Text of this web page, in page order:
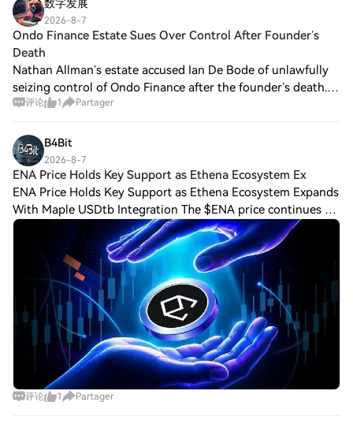
spécifiques concernant les fondations ou
organisations d'investissement soutenant
XRP 2.0 ne sont pas publiquement
disponibles. Dans le secteur des
cryptomonnaies, le soutien d'investisseurs
réputés peut influencer considérablement
la crédibilité et le succès d'un projet, mais
Comment Fonctionne XRP 2.0 ? XRP 2.0 se
distingue en employant une combinaison
de technologie blockchain et d'algorithmes
de cryptage avancés qui garantissent des
transactions sécurisées et décentralisées.
Sa structure innovante comprend des
caractéristiques uniques conçues pour
favoriser l'engagement des utilisateurs et
élargir les fonctionnalités au-delà des
transactions traditionnelles en
cryptomonnaie. Parmi ces fonctionnalités,
XRP 2.0 intègre des capacités alimentées
par l'IA, telles que des fonctionnalités de
texte à image et de texte à parole. Ces
ajouts sont conçus pour améliorer
l'expérience interactive des utilisateurs,
favorisant une applicabilité plus large à
数字发展
2026-8-7
Ondo Finance Estate Sues Over Control After Founder’s
Death
Nathan Allman’s estate accused Ian De Bode of unlawfully
seizing control of Ondo Finance after the founder’s death.
Three Delaware Chancery Court filings ask a judge to
评论 1 Partager
B4Bit
2026-8-7
ENA Price Holds Key Support as Ethena Ecosystem Ex
ENA Price Holds Key Support as Ethena Ecosystem Expands
With Maple USDtb Integration The $ENA price continues to
test investors’ patience. While the token remains stuck near
a major support block betw
评论 1 Partager